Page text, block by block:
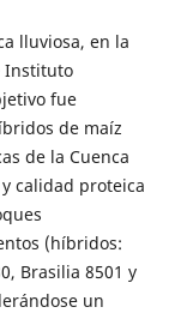
lluviosa, en la
Instituto
fue
de maíz
de la Cuenca
calidad proteica
(híbridos:
Brasilia 8501 y
un